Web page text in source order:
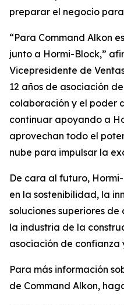
preparar el negocio
“Para Command Alkon
junto a Hormi-Block,”
Vicepresidente de
12 años de asociación
colaboración y el poder
continuar apoyando a
aprovechan todo el
nube para impulsar la
De cara al futuro,
en la sostenibilidad, la
soluciones superiores
la industria de la
asociación de
Para más información
de Command Alkon,